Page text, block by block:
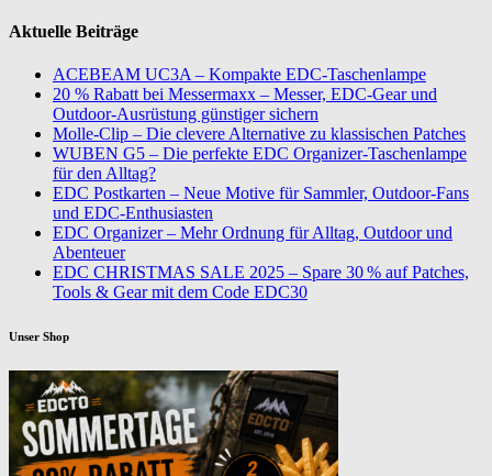
Aktuelle Beiträge
ACEBEAM UC3A – Kompakte EDC-Taschenlampe
20 % Rabatt bei Messermaxx – Messer, EDC-Gear und
Outdoor-Ausrüstung günstiger sichern
Molle-Clip – Die clevere Alternative zu klassischen Patches
WUBEN G5 – Die perfekte EDC Organizer-Taschenlampe
für den Alltag?
EDC Postkarten – Neue Motive für Sammler, Outdoor-Fans
und EDC-Enthusiasten
EDC Organizer – Mehr Ordnung für Alltag, Outdoor und
Abenteuer
EDC CHRISTMAS SALE 2025 – Spare 30 % auf Patches,
Tools & Gear mit dem Code EDC30
Unser Shop